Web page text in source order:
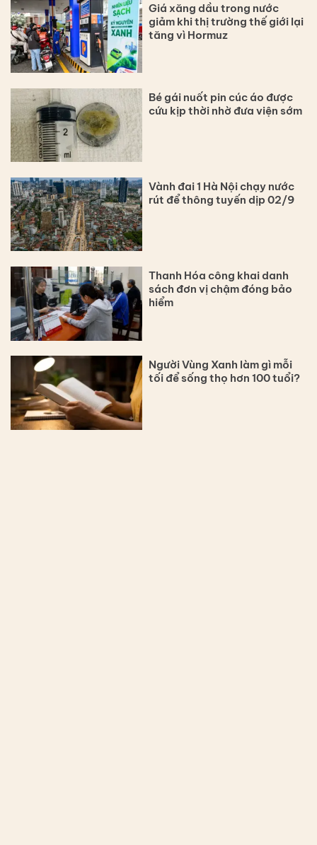
Giá xăng dầu trong nước
giảm khi thị trường thế giới lại
tăng vì Hormuz
Bé gái nuốt pin cúc áo được
cứu kịp thời nhờ đưa viện sớm
Vành đai 1 Hà Nội chạy nước
rút để thông tuyến dịp 02/9
Thanh Hóa công khai danh
sách đơn vị chậm đóng bảo
hiểm
Người Vùng Xanh làm gì mỗi
tối để sống thọ hơn 100 tuổi?